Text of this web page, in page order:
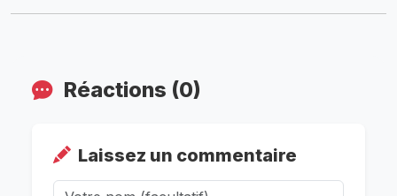
Réactions (0)
Laissez un commentaire